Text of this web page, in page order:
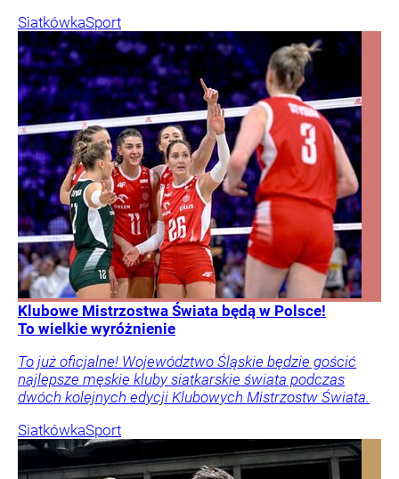
SiatkówkaSport
Klubowe Mistrzostwa Świata będą w Polsce!
To wielkie wyróżnienie
To już oficjalne! Województwo Śląskie będzie gościć
najlepsze męskie kluby siatkarskie świata podczas
dwóch kolejnych edycji Klubowych Mistrzostw Świata.
SiatkówkaSport